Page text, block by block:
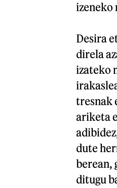
izeneko
Desira
direla
izateko
tresnak
ariketa
dute
berean,
ditugu